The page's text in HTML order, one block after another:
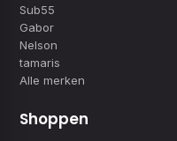
Sub55
Gabor
Nelson
tamaris
Alle merken
Shoppen